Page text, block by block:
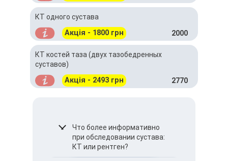
КТ одного сустава
Акція - 1800 грн 2000
КТ костей таза (двух тазобедренных
суставов)
Акція - 2493 грн 2770
Что более информативно
при обследовании сустава:
КТ или рентген?